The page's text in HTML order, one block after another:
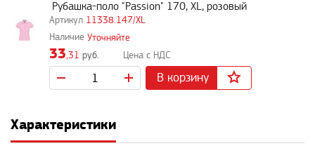
11338.147/XL
Рубашка-поло "Passion" 170, XL, розовый
Уточняйте
33,31 руб.
В корзину
Характеристики